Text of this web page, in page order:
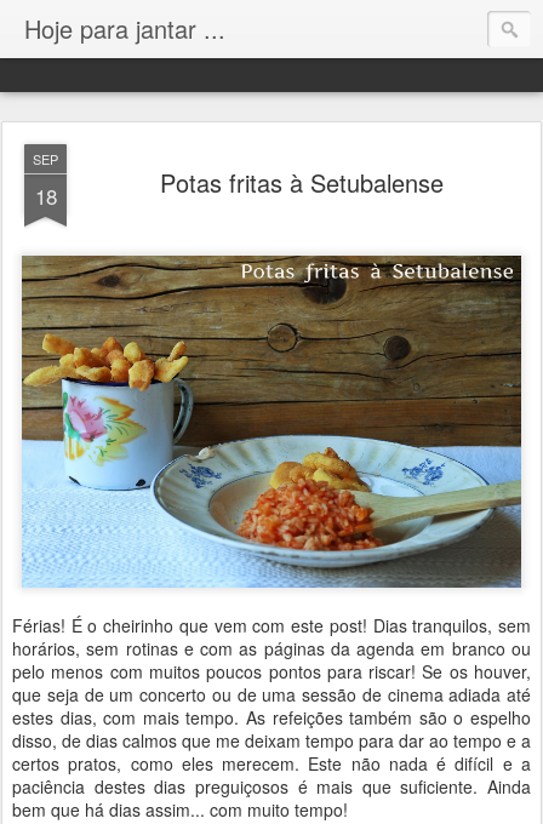
Hoje para jantar ...
SEP
18 Potas fritas à Setubalense
Férias! É o cheirinho que vem com este post! Dias tranquilos, sem
horários, sem rotinas e com as páginas da agenda em branco ou
pelo menos com muitos poucos pontos para riscar! Se os houver,
que seja de um concerto ou de uma sessão de cinema adiada até
estes dias, com mais tempo. As refeições também são o espelho
disso, de dias calmos que me deixam tempo para dar ao tempo e a
certos pratos, como eles merecem. Este não nada é difícil e a
paciência destes dias preguiçosos é mais que suficiente. Ainda
bem que há dias assim... com muito tempo!